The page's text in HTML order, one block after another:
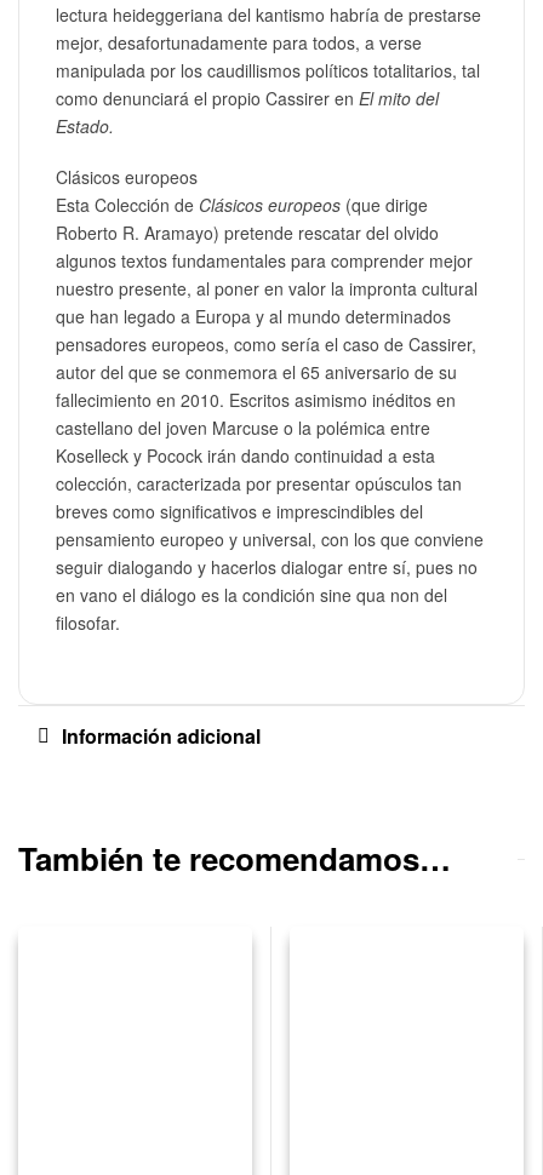
lectura heideggeriana del kantismo habría de prestarse
mejor, desafortunadamente para todos, a verse
manipulada por los caudillismos políticos totalitarios, tal
como denunciará el propio Cassirer en El mito del
Estado.
Clásicos europeos
Esta Colección de Clásicos europeos (que dirige
Roberto R. Aramayo) pretende rescatar del olvido
algunos textos fundamentales para comprender mejor
nuestro presente, al poner en valor la impronta cultural
que han legado a Europa y al mundo determinados
pensadores europeos, como sería el caso de Cassirer,
autor del que se conmemora el 65 aniversario de su
fallecimiento en 2010. Escritos asimismo inéditos en
castellano del joven Marcuse o la polémica entre
Koselleck y Pocock irán dando continuidad a esta
colección, caracterizada por presentar opúsculos tan
breves como significativos e imprescindibles del
pensamiento europeo y universal, con los que conviene
seguir dialogando y hacerlos dialogar entre sí, pues no
en vano el diálogo es la condición sine qua non del
filosofar.
Información adicional
También te recomendamos…